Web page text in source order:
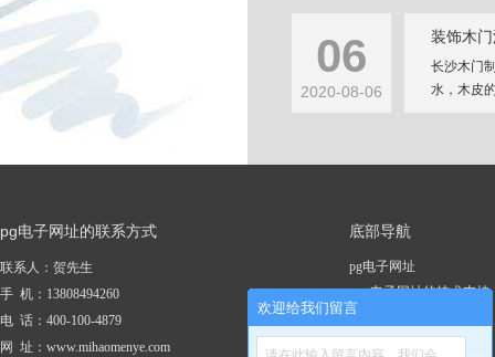
06
2020-08-06
装饰木
长沙木门
水，木皮
pg电子网址的联系方式
联系人：贺先生
手 机：13808494260
电 话：400-100-4879
网 址：www.mihaomenye.com
底部导航
pg电子网址
pg电子网址的技术支持
关于pg电子网址
欢迎给我们留言